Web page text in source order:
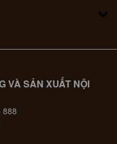
VÀ SẢN XUẤT NỘI
888